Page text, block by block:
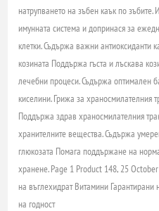
натрупването на зъбен каък по зъбите.
имунната система и допринася за
клетки. Съдържа важни антиоксиданти
козината Поддържа гъста и лъскава
лечебни процеси. Съдържа оптимален
киселини. Грижа за храносмилателния
Поддържа здрав храносмилателния
хранителните вещества. Съдържа
глюкозата Помага поддържане на
хранене. Page 1 Product 148, 25
на въглехидрат Витамини Гарантирани
на годност